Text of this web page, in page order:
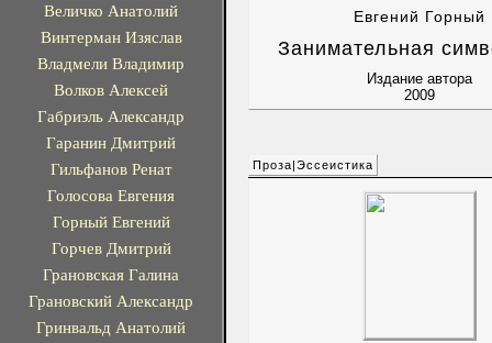
Величко Анатолий
Винтерман Изяслав
Владмели Владимир
Волков Алексей
Габриэль Александр
Гаранин Дмитрий
Гильфанов Ренат
Голосова Евгения
Горный Евгений
Горчев Дмитрий
Грановская Галина
Грановский Александр
Гринвальд Анатолий
Евгений Горный
Занимательная
Издание автора
2009
Проза|Эссеистика